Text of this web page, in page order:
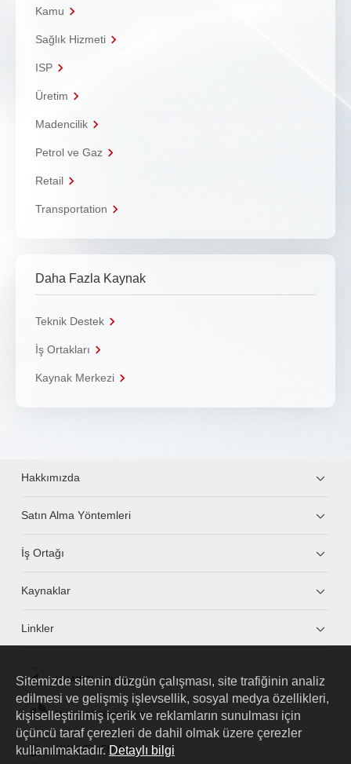
Kamu
Sağlık Hizmeti
ISP
Üretim
Madencilik
Petrol ve Gaz
Retail
Transportation
Daha Fazla Kaynak
Teknik Destek
İş Ortakları
Kaynak Merkezi
Hakkımızda
Satın Alma Yöntemleri
İş Ortağı
Kaynaklar
Linkler
HUAWEI eKit App
Huawei HiKnow App
HUAWEI eFly App
Sitemizde sitenin düzgün çalışması, site trafiğinin analiz
edilmesi ve gelişmiş işlevsellik, sosyal medya özellikleri,
kişiselleştirilmiş içerik ve reklamların sunulması için
üçüncü taraf çerezleri de dahil olmak üzere çerezler
kullanılmaktadır. Detaylı bilgi